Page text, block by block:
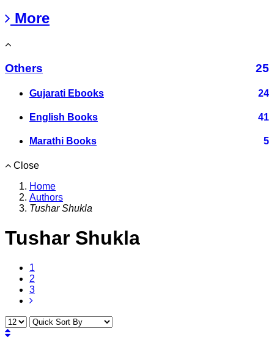
More
Others 25
Gujarati Ebooks 24
English Books 41
Marathi Books 5
Close
Home
Authors
Tushar Shukla
Tushar Shukla
1
2
3